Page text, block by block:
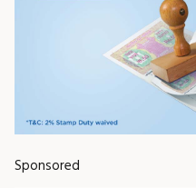
Sponsored